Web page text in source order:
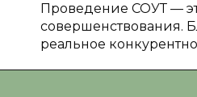
Проведение СОУТ —
совершенствования.
реальное